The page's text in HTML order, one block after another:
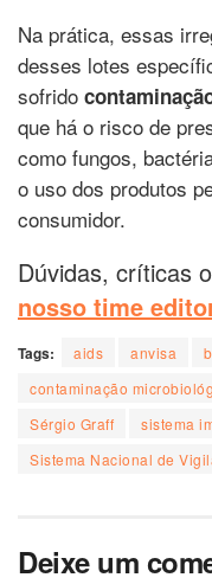
Na prática, essas
desses lotes
sofrido
que há o risco de
como fungos,
o uso dos produtos
consumidor.
Dúvidas, críticas
nosso time
Tags: aids anvisa
contaminação
Sérgio Graff
sistema
Sistema Nacional de
Deixe um